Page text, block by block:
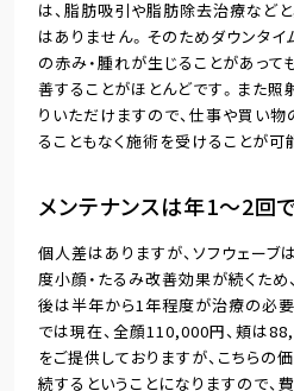
は、脂肪吸引や脂肪除去治療など
はありません。そのためダウンタ
の赤み・腫れが生じることがあっ
善することがほとんどです。また照
りいただけますので、仕事や買い
ることもなく施術を受けることが可
メンテナンスは年1～2回
個人差はありますが、ソフウェー
度小顔・たるみ改善効果が続くた
後は半年から1年程度が治療の必
では現在、全顔110,000円、頬は
をご提供しておりますが、こちら
続するということになりますので